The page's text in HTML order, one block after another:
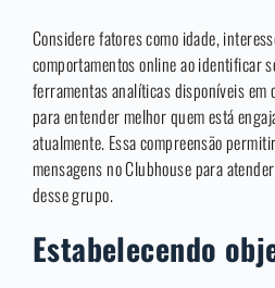
Considere fatores como idade,
comportamentos online ao identificar
ferramentas analíticas disponíveis em
para entender melhor quem está
atualmente. Essa compreensão
mensagens no Clubhouse para
desse grupo.
Estabelecendo